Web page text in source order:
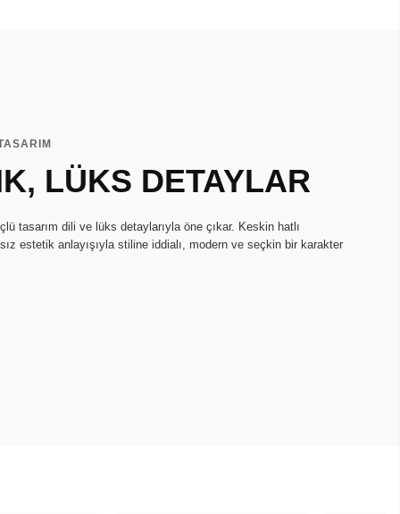
LÜKS DETAYLAR
tasarım dili ve lüks detaylarıyla öne çıkar. Keskin hatlı
estetik anlayışıyla stiline iddialı, modern ve seçkin bir karakter